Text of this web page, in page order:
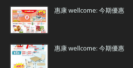
惠康 wellcome: 今期優惠
惠康 wellcome: 今期優惠